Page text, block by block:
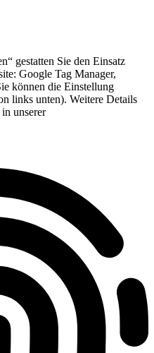
gestatten Sie den Einsatz
Google Tag Manager,
können die Einstellung
links unten). Weitere Details
unserer